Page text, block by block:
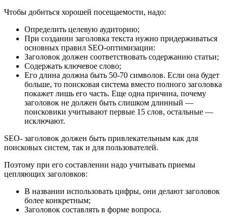
Чтобы добиться хорошей посещаемости, надо:
Определить целевую аудиторию;
При создании заголовка текста нужно придерживаться
основных правил SEO-оптимизации:
Заголовок должен соответствовать содержанию статьи;
Содержать ключевое слово;
Его длина должна быть 50-70 символов. Если она будет
больше, то поисковая система вместо полного заголовка
покажет лишь его часть. Еще одна причина, почему
заголовок не должен быть слишком длинный —
поисковики учитывают первые 15 слов, остальные —
исключают.
SEO- заголовок должен быть привлекательным как для
поисковых систем, так и для пользователей.
Поэтому при его составлении надо учитывать приемы
цепляющих заголовков:
В названии использовать цифры, они делают заголовок
более конкретным;
Заголовок составлять в форме вопроса.